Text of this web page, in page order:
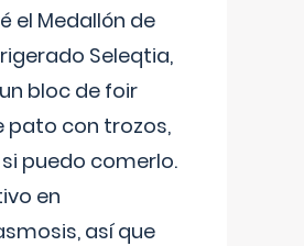
el Medallón de
Seleqtia,
bloc de foir
pato con trozos,
puedo comerlo.
en
así que